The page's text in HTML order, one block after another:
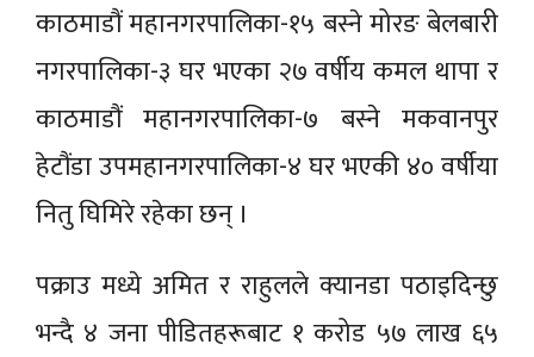
काठमाडौं महानगरपालिका-१५ बस्ने मोरङ बेलबारी
नगरपालिका-३ घर भएका २७ वर्षीय कमल थापा र
काठमाडौं महानगरपालिका-७ बस्ने मकवानपुर
हेटौंडा उपमहानगरपालिका-४ घर भएकी ४० वर्षीया
नितु घिमिरे रहेका छन् ।
पक्राउ मध्ये अमित र राहुलले क्यानडा पठाइदिन्छु
भन्दै ४ जना पीडितहरूबाट १ करोड ५७ लाख ६५